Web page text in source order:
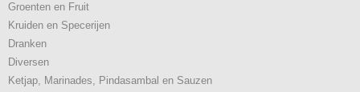
Groenten en Fruit
Kruiden en Specerijen
Dranken
Diversen
Ketjap, Marinades, Pindasambal en Sauzen